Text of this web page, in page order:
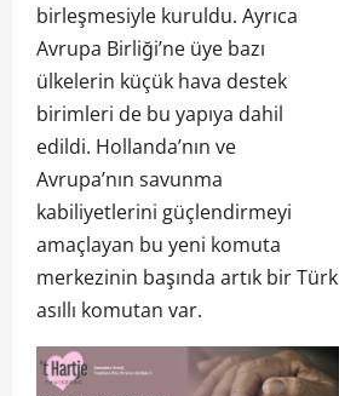
birleşmesiyle kuruldu. Ayrıca
Avrupa Birliği’ne üye bazı
ülkelerin küçük hava destek
birimleri de bu yapıya dahil
edildi. Hollanda’nın ve
Avrupa’nın savunma
kabiliyetlerini güçlendirmeyi
amaçlayan bu yeni komuta
merkezinin başında artık bir Türk
asıllı komutan var.